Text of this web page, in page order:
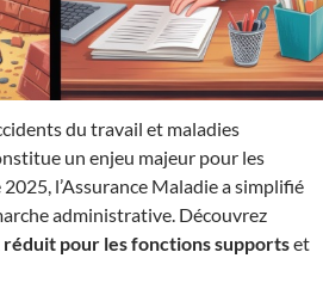
du travail et maladies
un enjeu majeur pour les
l’Assurance Maladie a simplifié
administrative. Découvrez
pour les fonctions supportset